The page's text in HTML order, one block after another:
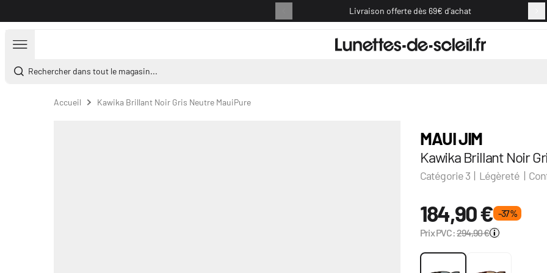
Livraison offerte dès 69€ d'achat
Rechercher dans tout le magasin...
Accueil Kawika Brillant Noir Gris Neutre MauiPure
MAUI JIM
Kawika Brillant Noir
Catégorie 3 | Légèreté |
184,90 € - 37 %
Prix PVC:294,90 €